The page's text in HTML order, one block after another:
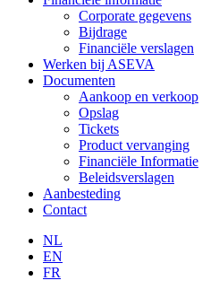
Corporate gegevens
Bijdrage
Financiële verslagen
Werken bij ASEVA
Documenten
Aankoop en verkoop
Opslag
Tickets
Product vervanging
Financiële Informatie
Beleidsverslagen
Aanbesteding
Contact
NL
EN
FR